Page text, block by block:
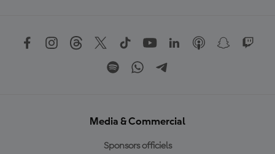
Media & Commercial
Sponsors officiels